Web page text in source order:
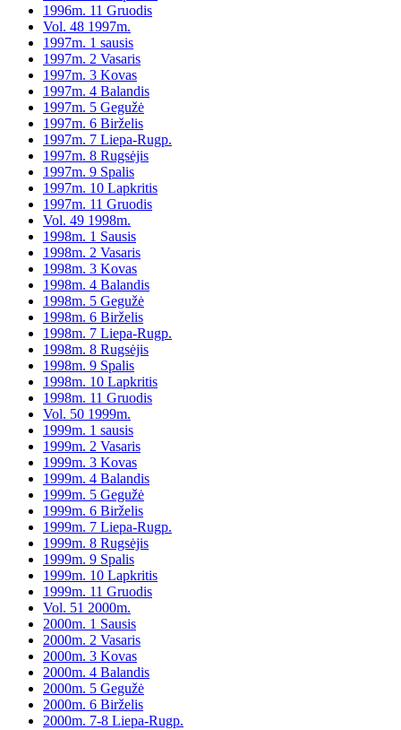
1996m. 11 Gruodis
Vol. 48 1997m.
1997m. 1 sausis
1997m. 2 Vasaris
1997m. 3 Kovas
1997m. 4 Balandis
1997m. 5 Gegužė
1997m. 6 Birželis
1997m. 7 Liepa-Rugp.
1997m. 8 Rugsėjis
1997m. 9 Spalis
1997m. 10 Lapkritis
1997m. 11 Gruodis
Vol. 49 1998m.
1998m. 1 Sausis
1998m. 2 Vasaris
1998m. 3 Kovas
1998m. 4 Balandis
1998m. 5 Gegužė
1998m. 6 Birželis
1998m. 7 Liepa-Rugp.
1998m. 8 Rugsėjis
1998m. 9 Spalis
1998m. 10 Lapkritis
1998m. 11 Gruodis
Vol. 50 1999m.
1999m. 1 sausis
1999m. 2 Vasaris
1999m. 3 Kovas
1999m. 4 Balandis
1999m. 5 Gegužė
1999m. 6 Birželis
1999m. 7 Liepa-Rugp.
1999m. 8 Rugsėjis
1999m. 9 Spalis
1999m. 10 Lapkritis
1999m. 11 Gruodis
Vol. 51 2000m.
2000m. 1 Sausis
2000m. 2 Vasaris
2000m. 3 Kovas
2000m. 4 Balandis
2000m. 5 Gegužė
2000m. 6 Birželis
2000m. 7-8 Liepa-Rugp.